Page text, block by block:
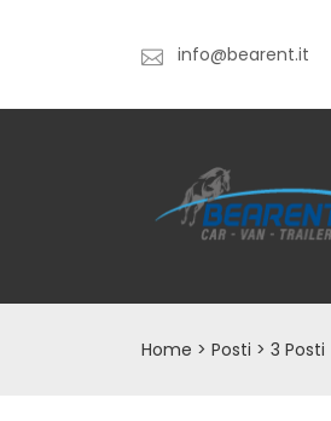
info@bearent.it
Home > Posti > 3 Posti